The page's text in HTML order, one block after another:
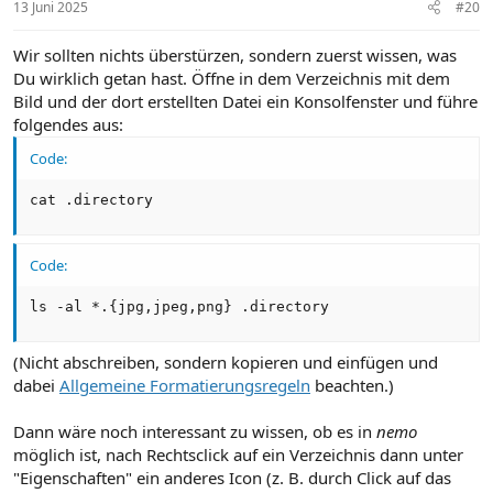
13 Juni 2025 #20
Wir sollten nichts überstürzen, sondern zuerst wissen, was
Du wirklich getan hast. Öffne in dem Verzeichnis mit dem
Bild und der dort erstellten Datei ein Konsolfenster und führe
folgendes aus:
Code:
cat .directory
Code:
ls -al *.{jpg,jpeg,png} .directory
(Nicht abschreiben, sondern kopieren und einfügen und
dabei Allgemeine Formatierungsregeln beachten.)
Dann wäre noch interessant zu wissen, ob es in nemo
möglich ist, nach Rechtsclick auf ein Verzeichnis dann unter
"Eigenschaften" ein anderes Icon (z. B. durch Click auf das